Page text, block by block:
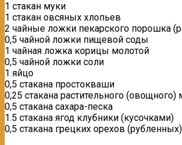
1 стакан муки
1 стакан овсяных хлопьев
2 чайные ложки пекарского порошка
0,5 чайной ложки пищевой соды
1 чайная ложка корицы молотой
0,5 чайной ложки соли
1 яйцо
0,5 стакана простокваши
0,25 стакана растительного (овощного)
0,5 стакана сахара-песка
1.5 стакана ягод клубники (кусочками)
0,5 стакана грецких орехов (рубленных)